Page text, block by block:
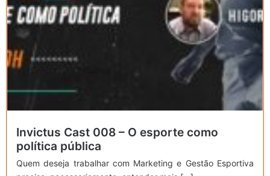
Invictus Cast 008 – O esporte como
política pública
Quem deseja trabalhar com Marketing e Gestão Esportiva